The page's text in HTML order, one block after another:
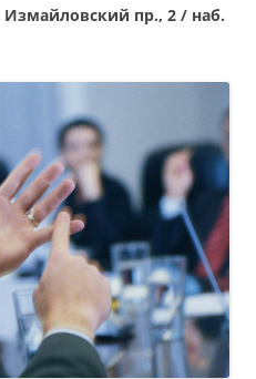
Измайловский пр., 2 / наб.